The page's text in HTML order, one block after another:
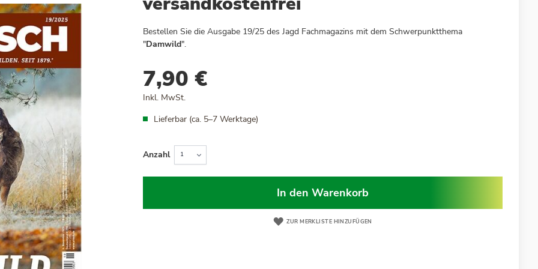
Bestellen Sie die Ausgabe 19/25 des Jagd Fachmagazins mit dem Schwerpunktthema
"Damwild".
7,90 €
Inkl. MwSt.
Lieferbar (ca. 5–7 Werktage)
Anzahl
In den Warenkorb
ZUR MERKLISTE HINZUFÜGEN